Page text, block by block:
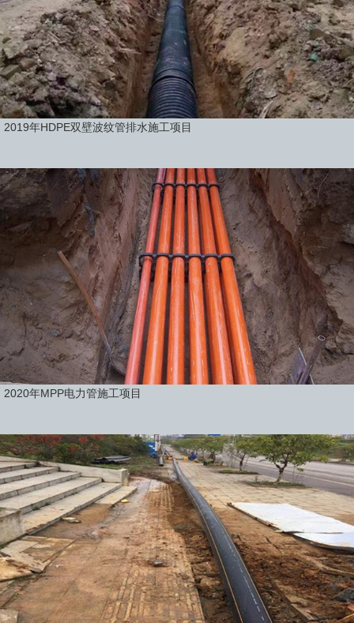
2019年HDPE双壁波纹管排水施工项目
2020年MPP电力管施工项目